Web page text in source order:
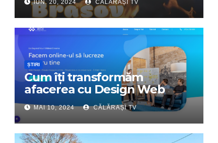
Tabără”!
IUN. 20, 2024 CĂLĂRAȘI TV
ȘTIRI
Cum îți transformăm
afacerea cu Design Web
Interactiv – Partenerul tău
digital de încredere
MAI 10, 2024 CĂLĂRAȘI TV